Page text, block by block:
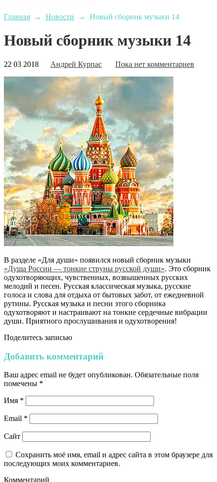
Главная → Новости → Новый сборник музыки 14
Новый сборник музыки 14
22 03 2018 Андрей Курпас Пока нет комментариев
В разделе «Для души» появился новый сборник музыки
«Душа России — тонкие струны русской души». Это сборник
одухотворяющих, чувственных, возвышенных русских
мелодий и песен. Русская классическая музыка, русские
голоса и слова для отдыха от бытовых забот, от ежедневной
рутины. Русская музыка и песни этого сборника
одухотворяют и настраивают на тонкие сердечные вибрации
души. Приятного прослушивания и одухотворения!
Поделитесь записью
Добавить комментарий
Ваш адрес email не будет опубликован. Обязательные поля
помечены *
Имя *
Email *
Сайт
Сохранить моё имя, email и адрес сайта в этом браузере для
последующих моих комментариев.
Комментарий